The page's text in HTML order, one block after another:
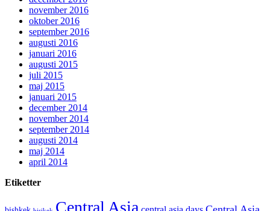
november 2016
oktober 2016
september 2016
augusti 2016
januari 2016
augusti 2015
juli 2015
maj 2015
januari 2015
december 2014
november 2014
september 2014
augusti 2014
maj 2014
april 2014
Etiketter
Central Asia